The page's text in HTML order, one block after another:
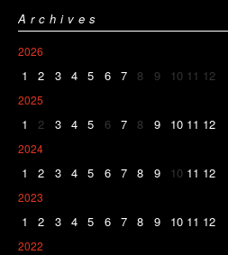
Archives
2026
1 2 3 4 5 6 7 8 9 10 11 12
2025
1 2 3 4 5 6 7 8 9 10 11 12
2024
1 2 3 4 5 6 7 8 9 10 11 12
2023
1 2 3 4 5 6 7 8 9 10 11 12
2022